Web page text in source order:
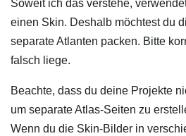
Soweit ich das verstehe,
einen Skin. Deshalb möchtest du
separate Atlanten packen. Bitte
falsch liege.
Beachte, dass du deine Projekte
um separate Atlas-Seiten zu
Wenn du die Skin-Bilder in